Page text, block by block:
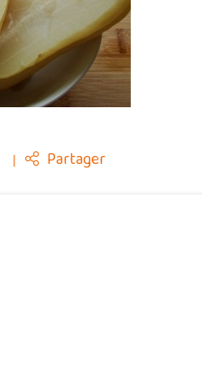
Partager